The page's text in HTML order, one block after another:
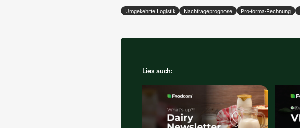
Umgekehrte Logistik Nachfrageprognose Pro-forma-Rechnung
Lies auch: